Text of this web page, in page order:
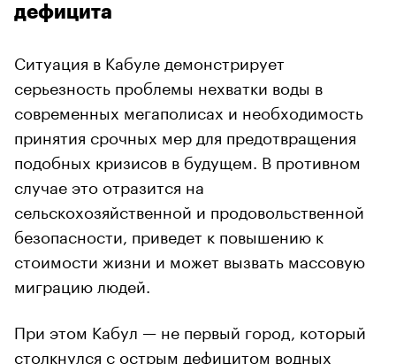
дефицита
Ситуация в Кабуле демонстрирует
серьезность проблемы нехватки воды в
современных мегаполисах и необходимость
принятия срочных мер для предотвращения
подобных кризисов в будущем. В противном
случае это отразится на
сельскохозяйственной и продовольственной
безопасности, приведет к повышению к
стоимости жизни и может вызвать массовую
миграцию людей.
При этом Кабул — не первый город, который
столкнулся с острым дефицитом водных